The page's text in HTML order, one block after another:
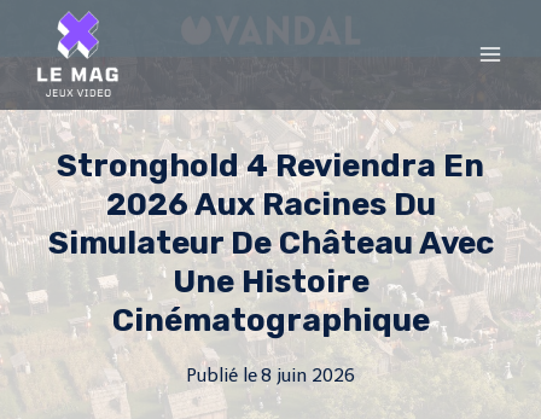
content
Stronghold 4 Reviendra En
2026 Aux Racines Du
Simulateur De Château Avec
Une Histoire
Cinématographique
Publié le8 juin 2026